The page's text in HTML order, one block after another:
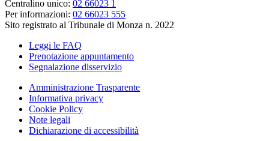
Centralino unico: 02 66023 1
Per informazioni: 02 66023 555
Sito registrato al Tribunale di Monza n. 2022
Leggi le FAQ
Prenotazione appuntamento
Segnalazione disservizio
Amministrazione Trasparente
Informativa privacy
Cookie Policy
Note legali
Dichiarazione di accessibilità